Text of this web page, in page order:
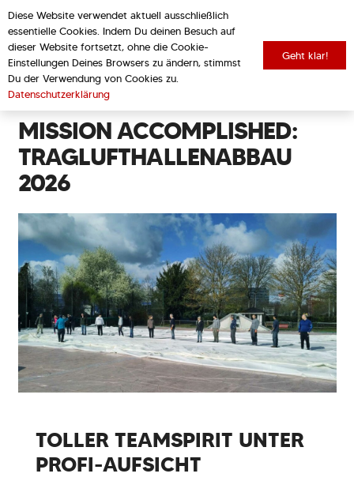
MISSION ACCOMPLISHED:
TRAGLUFTHALLENABBAU
2026
zurück zur Übersicht
TOLLER TEAMSPIRIT UNTER
PROFI-AUFSICHT
Diese Website verwendet aktuell ausschließlich
essentielle Cookies. Indem Du deinen Besuch auf
dieser Website fortsetzt, ohne die Cookie-
Einstellungen Deines Browsers zu ändern, stimmst
Du der Verwendung von Cookies zu.
Datenschutzerklärung
Geht klar!